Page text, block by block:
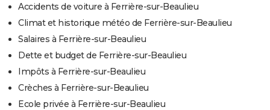
Accidents de voiture à Ferrière-sur-Beaulieu
Climat et historique météo de Ferrière-sur-Beaulieu
Salaires à Ferrière-sur-Beaulieu
Dette et budget de Ferrière-sur-Beaulieu
Impôts à Ferrière-sur-Beaulieu
Crèches à Ferrière-sur-Beaulieu
Ecole privée à Ferrière-sur-Beaulieu